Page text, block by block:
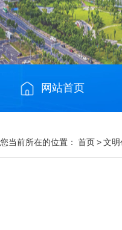
网站首页
您当前所在的位置： 首页>文明